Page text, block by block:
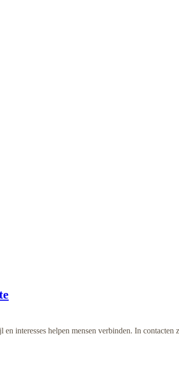
interesses helpen mensen verbinden. In contacten